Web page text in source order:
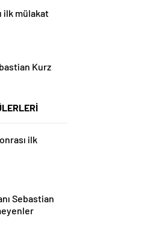
ilk mülakat
Kurz
ilk
Sebastian